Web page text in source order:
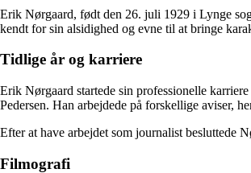
Erik Nørgaard, født den 26. juli 1929 i Lynge
kendt for sin alsidighed og evne til at bringe
Tidlige år og karriere
Erik Nørgaard startede sin professionelle
Pedersen. Han arbejdede på forskellige aviser,
Efter at have arbejdet som journalist besluttede
Filmografi